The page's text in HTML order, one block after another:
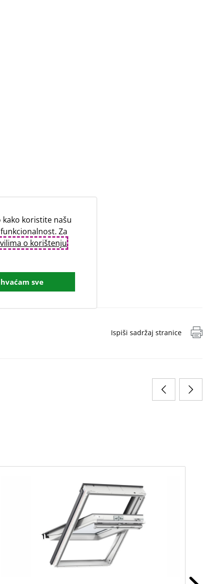
Ispiši sadržaj stranice
koristite našu
Za
o korištenju
sve